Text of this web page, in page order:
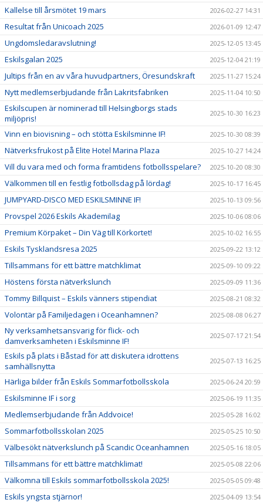
Kallelse till årsmötet 19 mars 2026-02-27 14:31
Resultat från Unicoach 2025 2026-01-09 12:47
Ungdomsledaravslutning! 2025-12-05 13:45
Eskilsgalan 2025 2025-12-04 21:19
Jultips från en av våra huvudpartners, Öresundskraft 2025-11-27 15:24
Nytt medlemserbjudande från Lakritsfabriken 2025-11-04 10:50
Eskilscupen är nominerad till Helsingborgs stads
miljöpris!
2025-10-30 16:23
Vinn en biovisning – och stötta Eskilsminne IF! 2025-10-30 08:39
Nätverksfrukost på Elite Hotel Marina Plaza 2025-10-27 14:24
Vill du vara med och forma framtidens fotbollsspelare? 2025-10-20 08:30
Välkommen till en festlig fotbollsdag på lördag! 2025-10-17 16:45
JUMPYARD-DISCO MED ESKILSMINNE IF! 2025-10-13 09:56
Provspel 2026 Eskils Akademilag 2025-10-06 08:06
Premium Körpaket – Din Väg till Körkortet! 2025-10-02 16:55
Eskils Tysklandsresa 2025 2025-09-22 13:12
Tillsammans för ett bättre matchklimat 2025-09-10 09:22
Höstens första nätverkslunch 2025-09-09 11:36
Tommy Billquist – Eskils vänners stipendiat 2025-08-21 08:32
Volontär på Familjedagen i Oceanhamnen? 2025-08-08 06:27
Ny verksamhetsansvarig för flick- och
damverksamheten i Eskilsminne IF!
2025-07-17 21:54
Eskils på plats i Båstad för att diskutera idrottens
samhällsnytta
2025-07-13 16:25
Härliga bilder från Eskils Sommarfotbollsskola 2025-06-24 20:59
Eskilsminne IF i sorg 2025-06-19 11:35
Medlemserbjudande från Addvoice! 2025-05-28 16:02
Sommarfotbollsskolan 2025 2025-05-25 10:50
Välbesökt nätverkslunch på Scandic Oceanhamnen 2025-05-16 18:05
Tillsammans för ett bättre matchklimat! 2025-05-08 22:06
Välkomna till Eskils sommarfotbollsskola 2025! 2025-05-05 09:48
Eskils yngsta stjärnor! 2025-04-09 13:54